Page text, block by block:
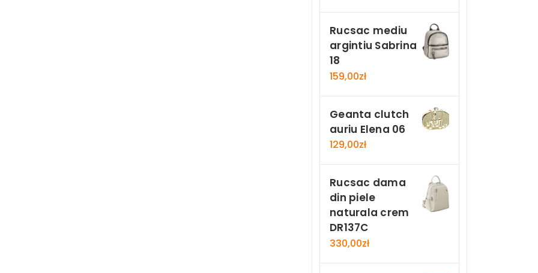
Rucsac mediu
argintiu Sabrina
18
159,00zł
Geanta clutch
auriu Elena 06
129,00zł
Rucsac dama
din piele
naturala crem
DR137C
330,00zł